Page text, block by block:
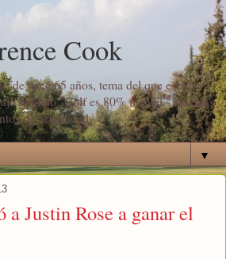
Cook
hace 65 años, tema del que escribo
el título "Golf es 80% mental". Además
de actualidad.
▼
a Justin Rose a ganar el